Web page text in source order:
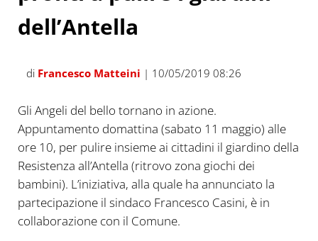
dell’Antella
di Francesco Matteini | 10/05/2019 08:26
Gli Angeli del bello tornano in azione.
Appuntamento domattina (sabato 11 maggio) alle
ore 10, per pulire insieme ai cittadini il giardino della
Resistenza all’Antella (ritrovo zona giochi dei
bambini). L’iniziativa, alla quale ha annunciato la
partecipazione il sindaco Francesco Casini, è in
collaborazione con il Comune.